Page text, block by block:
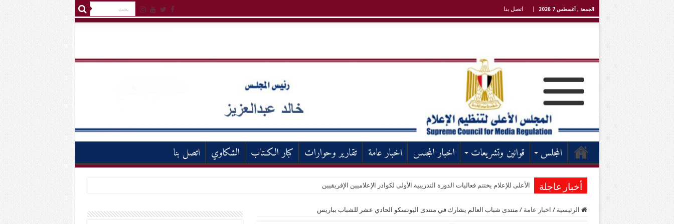
الجمعة , أغسطس 7 2026 اتصل بنا
المجلس قوانين وتشريعات اخبار المجلس اخبار عامة تقارير وحوارات كبار الكـتاب الشكاوي اتصل بنا
أخبار عاجلة الأعلى للإعلام يختتم فعاليات الدورة التدريبية الأولى لكوادر الإعلاميين الإفريقيين
الرئيسية / اخبار عامة / منتدى شباب العالم يشارك في منتدى اليونسكو الحادي عشر للشباب بباريس